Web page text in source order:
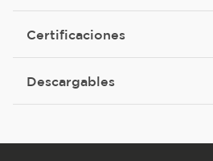
Certificaciones
Descargables